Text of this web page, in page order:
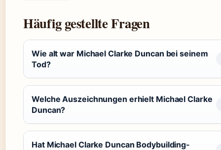
Häufig gestellte Fragen
Wie alt war Michael Clarke Duncan bei seinem
Tod?
Welche Auszeichnungen erhielt Michael Clarke
Duncan?
Hat Michael Clarke Duncan Bodybuilding-